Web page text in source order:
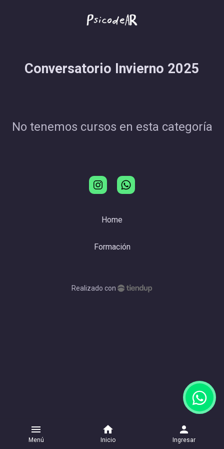
menu
Menú
home
Inicio
person
Ingresar
Conversatorio Invierno 2025
No tenemos cursos en esta categoría
Home
Formación
Realizado con